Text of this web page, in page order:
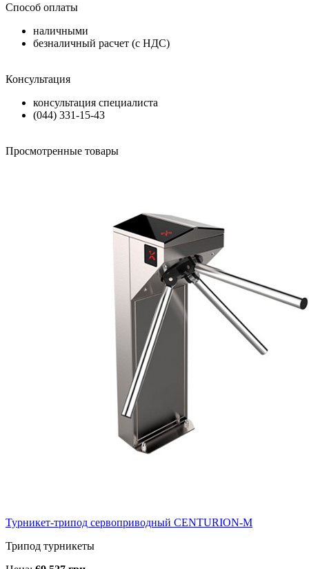
Способ оплаты
наличными
безналичный расчет (с НДС)
Консультация
консультация специалиста
(044) 331-15-43
Просмотренные товары
Турникет-трипод сервоприводный CENTURION-M
Трипод турникеты